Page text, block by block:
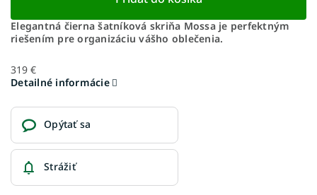
Elegantná čierna šatníková skriňa Mossa je perfektným
riešením pre organizáciu vášho oblečenia.
319 €
Detailné informácie
Opýtať sa
Strážiť